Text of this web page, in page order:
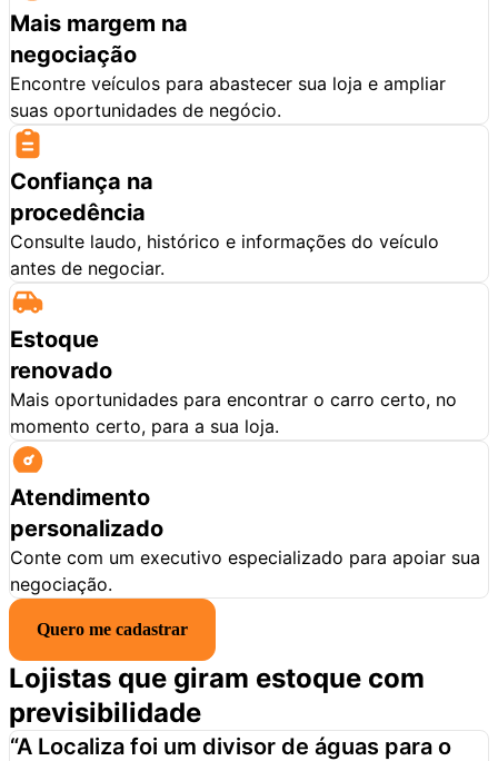
Mais margem na
negociação
Encontre veículos para abastecer sua loja e ampliar
suas oportunidades de negócio.
Confiança na
procedência
Consulte laudo, histórico e informações do veículo
antes de negociar.
Estoque
renovado
Mais oportunidades para encontrar o carro certo, no
momento certo, para a sua loja.
Atendimento
personalizado
Conte com um executivo especializado para apoiar sua
negociação.
Quero me cadastrar
Lojistas que giram estoque com
previsibilidade
“A Localiza foi um divisor de águas para o